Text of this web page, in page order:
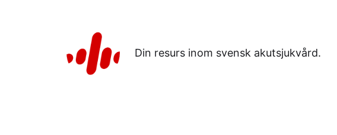
Din resurs inom svensk akutsjukvård.